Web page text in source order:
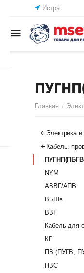
Истра
Главная /
Электрика
Кабель,
NYM
АВВГ/АПВ
ВБШв
ВВГ
Кабель для
КГ
ПВ (ПУГВ,
ПВС